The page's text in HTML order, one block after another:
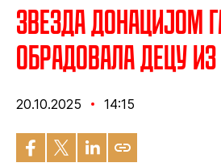
Звезда донацијом
обрадовала децу
20.10.2025 14:15